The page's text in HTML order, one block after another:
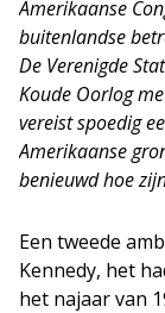
Amerikaanse
buitenlandse
De Verenigde
Koude Oorlog
vereist spoedig
Amerikaanse
benieuwd hoe
Een tweede
Kennedy, het
het najaar van